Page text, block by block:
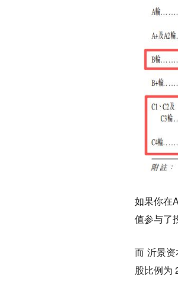
如果你在
值参与了
而 沂景
股比例为